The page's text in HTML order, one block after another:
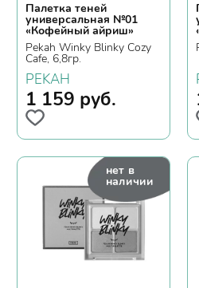
Палетка теней
универсальная №01
«Кофейный айриш»
Pekah Winky Blinky Cozy
Cafe, 6,8гр.
PEKAH
1 159 руб.
нет в
наличии